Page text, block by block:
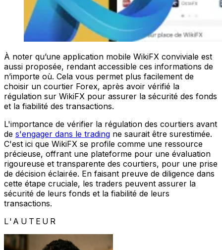
À noter qu’une application mobile WikiFX conviviale est
aussi proposée, rendant accessible ces informations de
n’importe où. Cela vous permet plus facilement de
choisir un courtier Forex, après avoir vérifié la
régulation sur WikiFX pour assurer la sécurité des fonds
et la fiabilité des transactions.
L'importance de vérifier la régulation des courtiers avant
de s'engager dans le trading ne saurait être surestimée.
C'est ici que WikiFX se profile comme une ressource
précieuse, offrant une plateforme pour une évaluation
rigoureuse et transparente des courtiers, pour une prise
de décision éclairée. En faisant preuve de diligence dans
cette étape cruciale, les traders peuvent assurer la
sécurité de leurs fonds et la fiabilité de leurs
transactions.
L'AUTEUR